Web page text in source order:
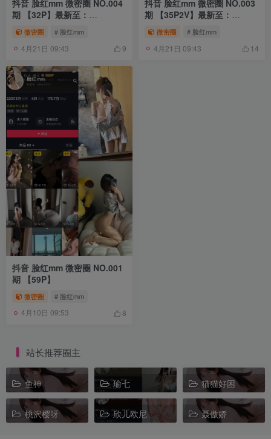
抖音 脸红mm 微密圈 NO.004
期 【32P】最新至：
2023.6.27
微密圈 # 脸红mm
4月21日 09:43 9
抖音 脸红mm 微密圈 NO.003
期 【35P2V】最新至：
2023.6.19
微密圈 # 脸红mm
4月21日 09:43 14
抖音 脸红mm 微密圈 NO.001
期 【59P】
微密圈 # 脸红mm
4月10日 09:53 8
站长推荐圈主
鱼神 瑜七 猫猫好困
桃沢樱呀 欣儿欧尼 聂傲娇